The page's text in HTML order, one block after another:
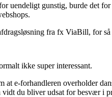
gunstig, burde det
fra fx ViaBill, for
ikke super interessant.
e-forhandleren overholder
du bliver udsat for besvær i